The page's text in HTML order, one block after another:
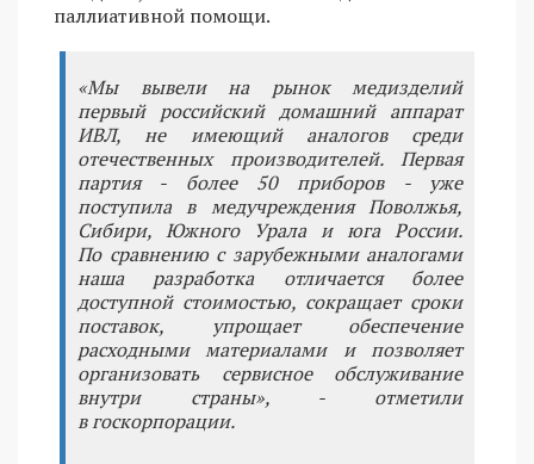
паллиативной помощи.
«Мы вывели на рынок медизделий
первый российский домашний аппарат
ИВЛ, не имеющий аналогов среди
отечественных производителей. Первая
партия - более 50 приборов - уже
поступила в медучреждения Поволжья,
Сибири, Южного Урала и юга России.
По сравнению с зарубежными аналогами
наша разработка отличается более
доступной стоимостью, сокращает сроки
поставок, упрощает обеспечение
расходными материалами и позволяет
организовать сервисное обслуживание
внутри страны», - отметили
в госкорпорации.